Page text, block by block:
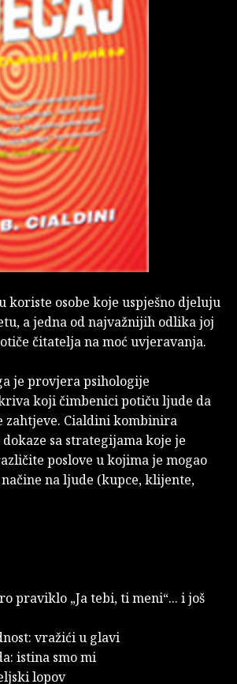
koriste osobe koje uspješno djeluju
a jedna od najvažnijih odlika joj
čitatelja na moć uvjeravanja.
je provjera psihologije
koji čimbenici potiču ljude da
zahtjeve. Cialdini kombinira
sa strategijama koje je
poslove u kojima je mogao
na ljude (kupce, klijente,
praviklo „Ja tebi, ti meni“... i još
vražići u glavi
istina smo mi
lopov